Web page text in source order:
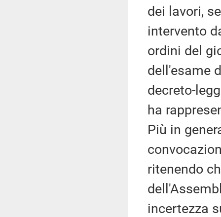
dei lavori,
intervento
ordini del
dell'esame
decreto-
ha
Più in
ritenendo
incertezza